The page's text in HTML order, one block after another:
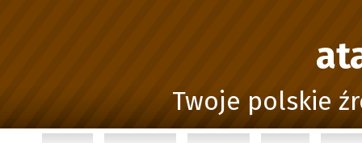
Twoje polskie